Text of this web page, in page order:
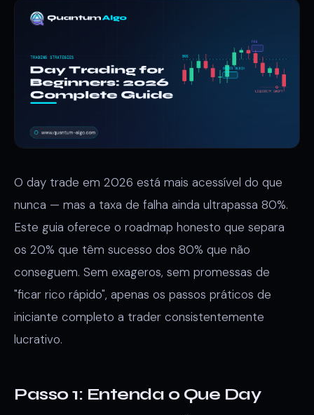
O day trade em 2026 está mais acessível do que
nunca — mas a taxa de falha ainda ultrapassa 80%.
Este guia oferece o roadmap honesto que separa
os 20% que têm sucesso dos 80% que não
conseguem. Sem exageros, sem promessas de
"ficar rico rápido", apenas os passos práticos de
iniciante completo a trader consistentemente
lucrativo.
Passo 1: Entenda o Que Day